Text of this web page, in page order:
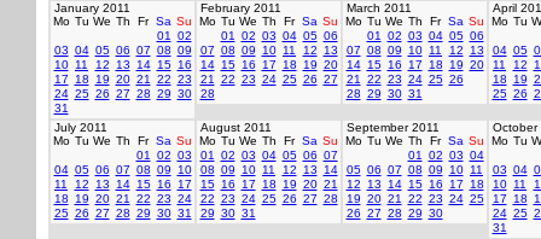
January 2011
Mo Tu We Th Fr Sa Su
01
02
03 04 05 06 07 08 09
10 11 12 13 14 15 16
17
18 19 20 21 22 23
24 25 26 27 28 29 30
31
February 2011
Mo Tu We Th Fr Sa Su
01
02 03 04 05 06
07 08 09 10 11 12
13
14 15 16 17 18 19 20
21
22 23 24 25 26 27
28
March 2011
Mo Tu We Th Fr Sa Su
01
02 03 04 05 06
07 08 09 10 11 12
13
14 15 16 17 18 19 20
21
22 23 24 25 26
28 29 30 31
April
Mo Tu
04 05
11
12
18
19
25 26
July 2011
Mo Tu We Th Fr Sa Su
01
02 03
04 05 06 07 08 09
10
11
12 13 14 15 16
17
18
19 20 21 22 23 24
25 26 27 28 29 30 31
August 2011
Mo Tu We Th Fr Sa Su
01
02 03 04 05 06 07
08 09 10 11 12 13
14
15 16 17 18 19 20 21
22 23 24 25 26 27 28
29 30 31
September 2011
Mo Tu We Th Fr Sa Su
01
02 03 04
05 06 07 08 09 10 11
12
13 14 15 16 17
18
19 20 21 22 23 24 25
26 27 28 29 30
October
Mo Tu
03 04
10 11
17
18
24 25
31